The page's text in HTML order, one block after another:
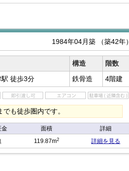
1984年04月築 （築42年）
構造
階数
徒歩3分 鉄骨造 4階建
も徒歩圏内です。
金 面積
詳細
119.87m2 詳細を見る